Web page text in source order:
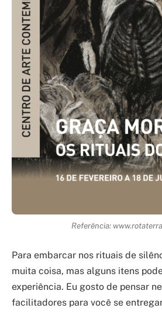
Referência:
Para embarcar nos rituais de
muita coisa, mas alguns itens
experiência. Eu gosto de pensar
facilitadores para você se